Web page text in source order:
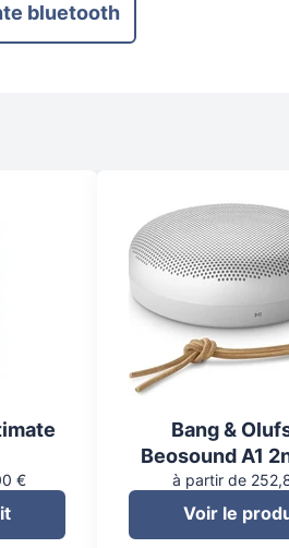
bluetooth
€
Bang &
Beosound A1
à partir de
Voir le